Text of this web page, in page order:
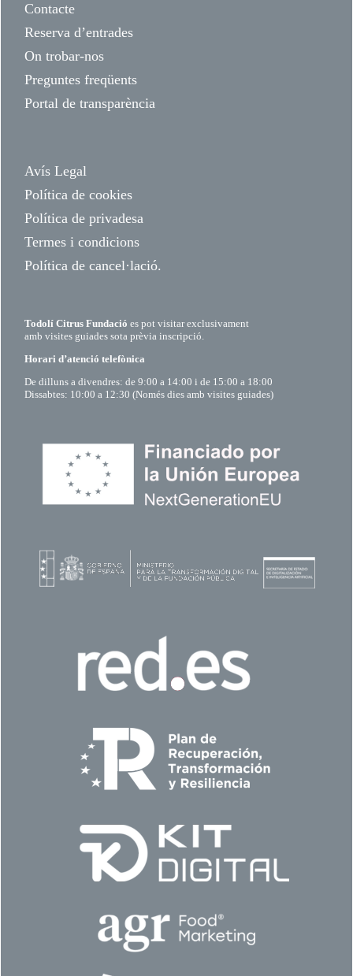
Contacte
Reserva d’entrades
On trobar-nos
Preguntes freqüents
Portal de transparència
Avís Legal
Política de cookies
Política de privadesa
Termes i condicions
Política de cancel·lació.
Todolí Citrus Fundació es pot visitar exclusivament
amb visites guiades sota prèvia inscripció.
Horari d’atenció telefònica
De dilluns a divendres: de 9:00 a 14:00 i de 15:00 a 18:00
Dissabtes: 10:00 a 12:30 (Només dies amb visites guiades)